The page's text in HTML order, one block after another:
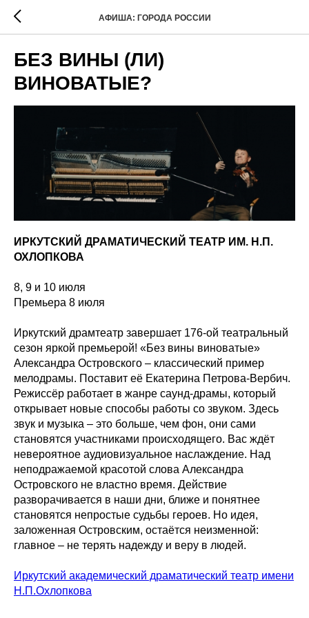
АФИША: ГОРОДА РОССИИ
БЕЗ ВИНЫ (ЛИ)
ВИНОВАТЫЕ?
ИРКУТСКИЙ ДРАМАТИЧЕСКИЙ ТЕАТР ИМ. Н.П.
ОХЛОПКОВА
8, 9 и 10 июля
Премьера 8 июля
Иркутский драмтеатр завершает 176-ой театральный
сезон яркой премьерой! «Без вины виноватые»
Александра Островского – классический пример
мелодрамы. Поставит её Екатерина Петрова-Вербич.
Режиссёр работает в жанре саунд-драмы, который
открывает новые способы работы со звуком. Здесь
звук и музыка – это больше, чем фон, они сами
становятся участниками происходящего. Вас ждёт
невероятное аудиовизуальное наслаждение. Над
неподражаемой красотой слова Александра
Островского не властно время. Действие
разворачивается в наши дни, ближе и понятнее
становятся непростые судьбы героев. Но идея,
заложенная Островским, остаётся неизменной:
главное – не терять надежду и веру в людей.
Иркутский академический драматический театр имени
Н.П.Охлопкова